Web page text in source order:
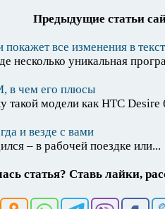
Предыдущие статьи
все изменения в
несколько уникальная
в чем его плюсы
такой модели как HTC
и везде с вами
– в рабочей поездке или...
статья? Ставь лайки,